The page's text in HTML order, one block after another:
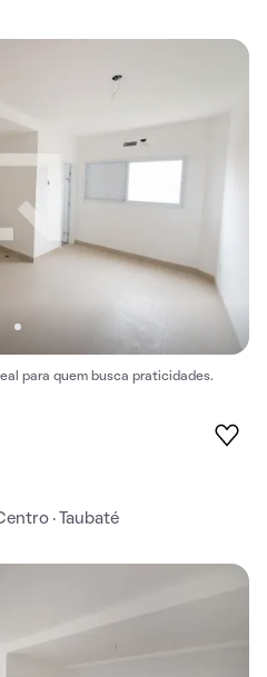
para quem busca praticidades.
· Taubaté